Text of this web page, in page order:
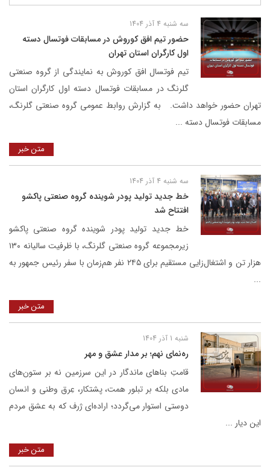
سه شنبه 4 آذر 1404
حضور تیم افق کوروش در مسابقات فوتسال دسته
اول کارگران استان تهران
تیم فوتسال افق کوروش به نمایندگی از گروه صنعتی
گلرنگ در مسابقات فوتسال دسته اول کارگران استان
تهران حضور خواهد داشت. به گزارش روابط عمومی گروه صنعتی گلرنگ،
مسابقات فوتسال دسته ...
متن خبر
سه شنبه 4 آذر 1404
خط جدید تولید پودر شوینده گروه صنعتی پاکشو
افتتاح شد
خط جدید تولید پودر شوینده گروه صنعتی پاکشو
زیرمجموعه گروه صنعتی گلرنگ، با ظرفیت سالیانه ۱۳۰
هزار تن و اشتغال‌زایی مستقیم برای ۲۴۵ نفر هم‌زمان با سفر رئیس جمهور به
...
متن خبر
شنبه 1 آذر 1404
ره‌نمای نهم؛ بر مدار عشق و مهر
قامتِ بناهای ماندگار در این سرزمین نه بر ستون‌های
مادی بلکه بر تبلور همت، پشتکار، عِرق وطنی و انسان
دوستی استوار می‌گردد؛ اراده‌ای ژرف که به عشق مردم
این دیار ...
متن خبر